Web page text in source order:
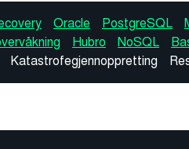
Oracle PostgreSQL
Hubro NoSQL
Katastrofegjennoppretting